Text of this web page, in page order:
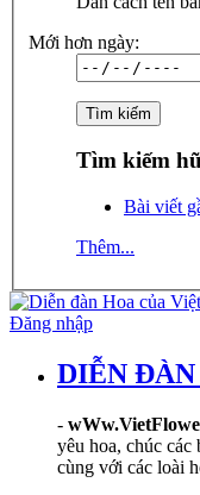
Mới hơn ngày:
Tìm kiếm
Bài viết
Thêm...
Đăng nhập
DIỄN
-
yêu hoa, chúc
cùng với các loài